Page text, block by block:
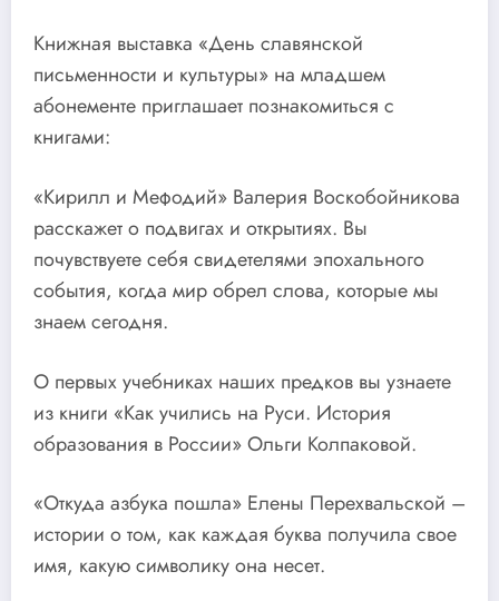
Книжная выставка «День славянской
письменности и культуры» на младшем
абонементе приглашает познакомиться с
книгами:
«Кирилл и Мефодий» Валерия Воскобойникова
расскажет о подвигах и открытиях. Вы
почувствуете себя свидетелями эпохального
события, когда мир обрел слова, которые мы
знаем сегодня.
О первых учебниках наших предков вы узнаете
из книги «Как учились на Руси. История
образования в России» Ольги Колпаковой.
«Откуда азбука пошла» Елены Перехвальской –
истории о том, как каждая буква получила свое
имя, какую символику она несет.